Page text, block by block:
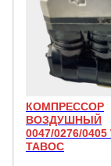
КОМПРЕССОР
ВОЗДУШНЫЙ
0047/0276/0405
TABOC